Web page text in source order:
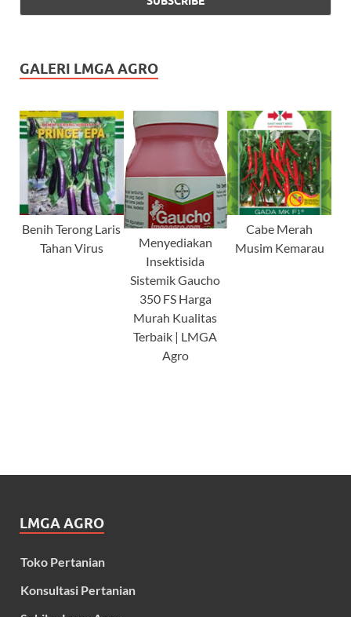
GALERI LMGA AGRO
Benih Terong Laris
Tahan Virus
Menyediakan
Insektisida
Sistemik Gaucho
350 FS Harga
Murah Kualitas
Terbaik | LMGA
Agro
Cabe Merah
Musim Kemarau
LMGA AGRO
Toko Pertanian
Konsultasi Pertanian